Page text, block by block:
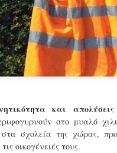
και απολύσεις
στο μυαλό
σχολεία της χώρας,
οικογένειές τους.